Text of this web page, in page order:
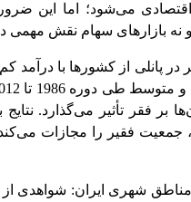
می‌شود؛ اما این
نه بازارهای سهام نقش مهمی
در پانلی از کشورها با
بر فقر تأثیر می‌گذارد.
فقیر را مجازات می‌کند
مناطق شهری ایران: شواهدی